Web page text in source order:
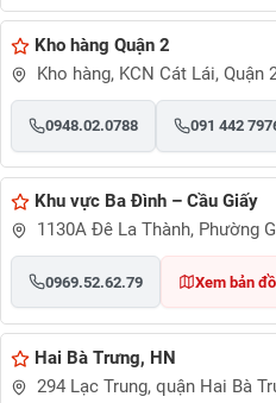
Kho hàng Quận 2
Kho hàng, KCN Cát Lái,
0948.02.0788 091 442
Khu vực Ba Đình – Cầu Giấy
1130A Đê La Thành, Phường
0969.52.62.79 Xem bản đồ
Hai Bà Trưng, HN
294 Lạc Trung, quận Hai Bà